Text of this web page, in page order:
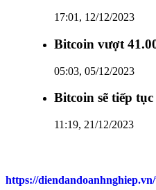
17:01, 12/12/2023
Bitcoin vượt
05:03, 05/12/2023
Bitcoin sẽ tiếp
11:19, 21/12/2023
https://